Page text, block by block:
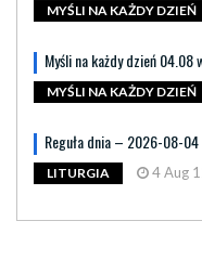
MYŚLI NA KAŻDY DZIEŃ
Myśli na każdy dzień 04.08
MYŚLI NA KAŻDY DZIEŃ
Reguła dnia – 2026-08-04
LITURGIA 4 Aug